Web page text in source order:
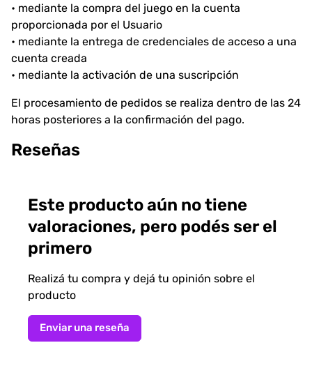
• mediante la compra del juego en la cuenta
proporcionada por el Usuario
• mediante la entrega de credenciales de acceso a una
cuenta creada
• mediante la activación de una suscripción
El procesamiento de pedidos se realiza dentro de las 24
horas posteriores a la confirmación del pago.
Reseñas
Este producto aún no tiene
valoraciones, pero podés ser el
primero
Realizá tu compra y dejá tu opinión sobre el
producto
Enviar una reseña